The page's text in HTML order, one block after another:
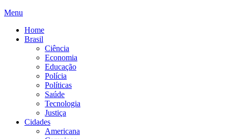
Menu
Home
Brasil
Ciência
Economia
Educação
Polícia
Políticas
Saúde
Tecnologia
Justiça
Cidades
Americana